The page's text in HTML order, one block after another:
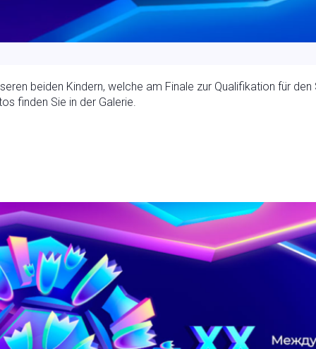
beiden Kindern, welche am Finale zur Qualifikation für
finden Sie in der Galerie.